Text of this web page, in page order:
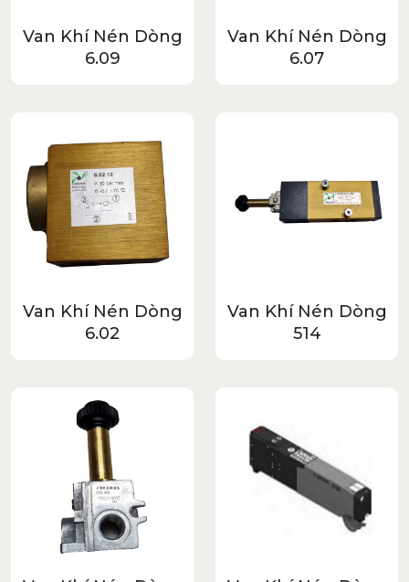
Van Khí Nén Dòng
6.09
Van Khí Nén Dòng
6.07
Van Khí Nén Dòng
6.02
Van Khí Nén Dòng
514